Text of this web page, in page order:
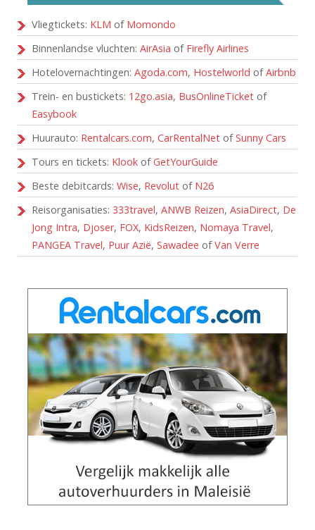
Vliegtickets: KLM of Momondo
Binnenlandse vluchten: AirAsia of Firefly Airlines
Hotelovernachtingen: Agoda.com, Hostelworld ofAirbnb
Trein- en bustickets: 12go.asia, BusOnlineTicket of
Easybook
Huurauto: Rentalcars.com, CarRentalNet ofSunny Cars
Tours en tickets: Klook ofGetYourGuide
Beste debitcards: Wise, Revolut of N26
Reisorganisaties: 333travel, ANWB Reizen, AsiaDirect, De
Jong Intra, Djoser, FOX, KidsReizen, Nomaya Travel,
PANGEA Travel, Puur Azië, Sawadee ofVan Verre